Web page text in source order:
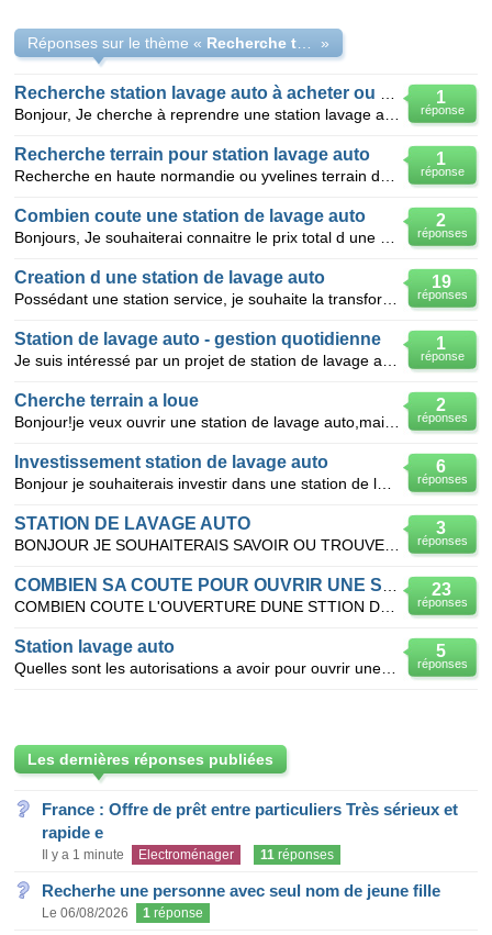
Réponses sur le thème « »
1
réponse
1
réponse
Recherche terrain pour station lavage auto
2
réponses
Combien coute une station de lavage auto
19
réponses
Creation d une station de lavage auto
1
réponse
Station de lavage auto - gestion quotidienne
2
réponses
Cherche terrain a loue
6
réponses
Investissement station de lavage auto
3
réponses
STATION DE LAVAGE AUTO
23
réponses
5
réponses
Station lavage auto
Les dernières réponses publiées
France : Offre de prêt entre particuliers Très sérieux et
rapide e
Il y a 1 minute Electroménager 11 réponses
Recherhe une personne avec seul nom de jeune fille
Le 06/08/2026 1 réponse